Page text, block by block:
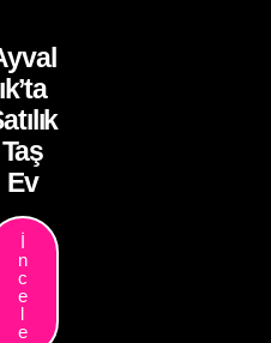
ık’ta
Taş
Ev
İ
n
c
e
l
e